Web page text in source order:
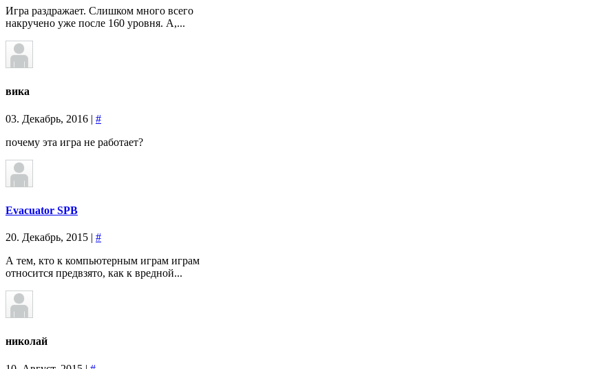
Игра раздражает. Слишком много всего
накручено уже после 160 уровня. А,...
вика
03. Декабрь, 2016 | #
почему эта игра не работает?
Evacuator SPB
20. Декабрь, 2015 | #
А тем, кто к компьютерным играм играм
относится предвзято, как к вредной...
николай